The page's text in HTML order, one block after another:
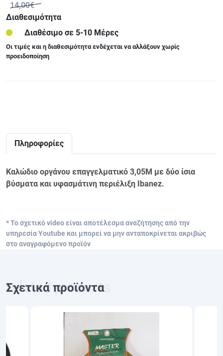
14,00€
Διαθεσιμότητα
Διαθέσιμο σε 5-10 Μέρες
Οι τιμές και η διαθεσιμότητα ενδέχεται να αλλάξουν χωρίς
προειδοποίηση
Πληροφορίες
Kαλώδιο οργάνου επαγγελματικό 3,05Μ με δύο ίσια
βύσματα και υφασμάτινη περιέλιξη Ιbanez.
* Το σχετικό video είναι αποτέλεσμα αναζήτησης από την
υπηρεσία Youtube και μπορεί να μην ανταποκρίνεται ακριβώς
στο αναγραφόμενο προϊόν
Σχετικά προϊόντα